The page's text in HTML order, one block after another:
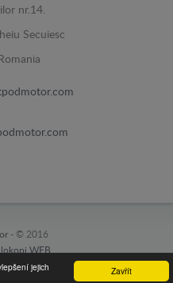
Zavřít
jejich
nr.14.
Secuiesc
- © 2016
lokopi WEB